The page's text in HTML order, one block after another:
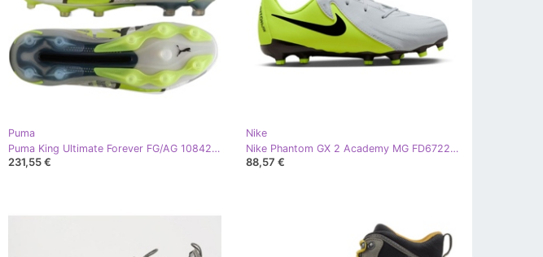
Puma
Puma King Ultimate Forever FG/AG 108426-01 Fotbollskor grå
231,55 €
Nike
Nike Phantom GX 2 Academy MG FD6722-003 fotbollsskor grå
88,57 €